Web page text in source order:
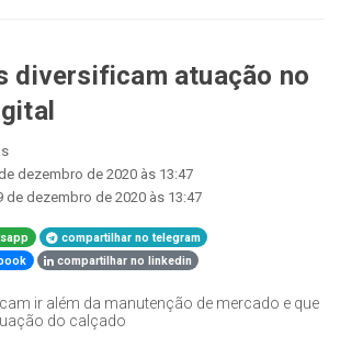
diversificam atuação no
dezembro de 2020 às 13:47
de dezembro de 2020 às 13:47
compartilhar no telegram
compartilhar no linkedin
ir além da manutenção de mercado e que
do calçado